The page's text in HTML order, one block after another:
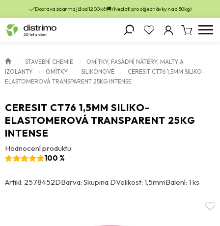
Doprava zdarma již od 1200 kč 🚚 (Neplatí pro objednávky nad 50kg)
STAVEBNÍ CHEMIE
OMÍTKY, FASÁDNÍ NÁTĚRY, MALTY A
IZOLANTY
OMÍTKY SILIKONOVÉ
CERESIT CT76 1,5MM SILIKO-
ELASTOMEROVÁ TRANSPARENT 25KG INTENSE
CERESIT CT76 1,5MM SILIKO-
ELASTOMEROVÁ TRANSPARENT 25KG
INTENSE
Hodnocení produktu
100 %
Artikl: 2578452DBarva: Skupina DVelikost: 1,5mmBalení: 1 ks